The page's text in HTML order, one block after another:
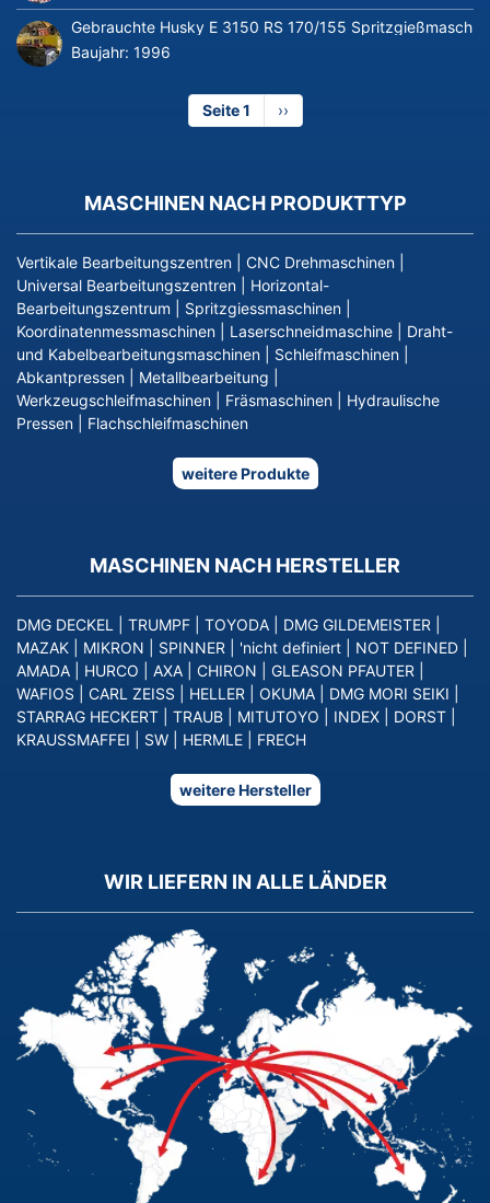
Gebrauchte Husky E 3150 RS 170/155
Baujahr: 1996
Seite 1
Nächste
Seite
››
MASCHINEN NACH PRODUKTTYP
Vertikale Bearbeitungszentren CNC Drehmaschinen
Universal Bearbeitungszentren
Horizontal-
Bearbeitungszentrum
Spritzgiessmaschinen
Koordinatenmessmaschinen
Laserschneidmaschine
Draht-
und Kabelbearbeitungsmaschinen
Schleifmaschinen
Abkantpressen
Metallbearbeitung
Werkzeugschleifmaschinen
Fräsmaschinen
Hydraulische
Pressen
Flachschleifmaschinen
weitere Produkte
MASCHINEN NACH HERSTELLER
DMG DECKEL TRUMPF TOYODA DMG GILDEMEISTER
MAZAK
MIKRON SPINNER 'nicht definiert NOT DEFINED
AMADA
HURCO AXA CHIRON GLEASON PFAUTER
WAFIOS
CARL ZEISS HELLER OKUMA DMG MORI SEIKI
STARRAG HECKERT
TRAUB MITUTOYO INDEX DORST
KRAUSSMAFFEI
SW HERMLE FRECH
weitere Hersteller
WIR LIEFERN IN ALLE LÄNDER